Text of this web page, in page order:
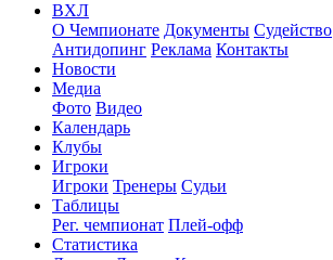
ВХЛ
О Чемпионате Документы Судейство
Антидопинг Реклама Контакты
Новости
Медиа
Фото Видео
Календарь
Клубы
Игроки
Игроки Тренеры Судьи
Таблицы
Рег. чемпионат Плей-офф
Статистика